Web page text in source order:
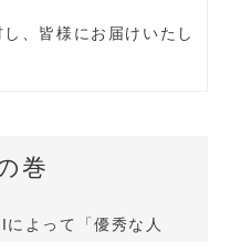
、皆様にお届けいたし
巻
によって「優秀な人